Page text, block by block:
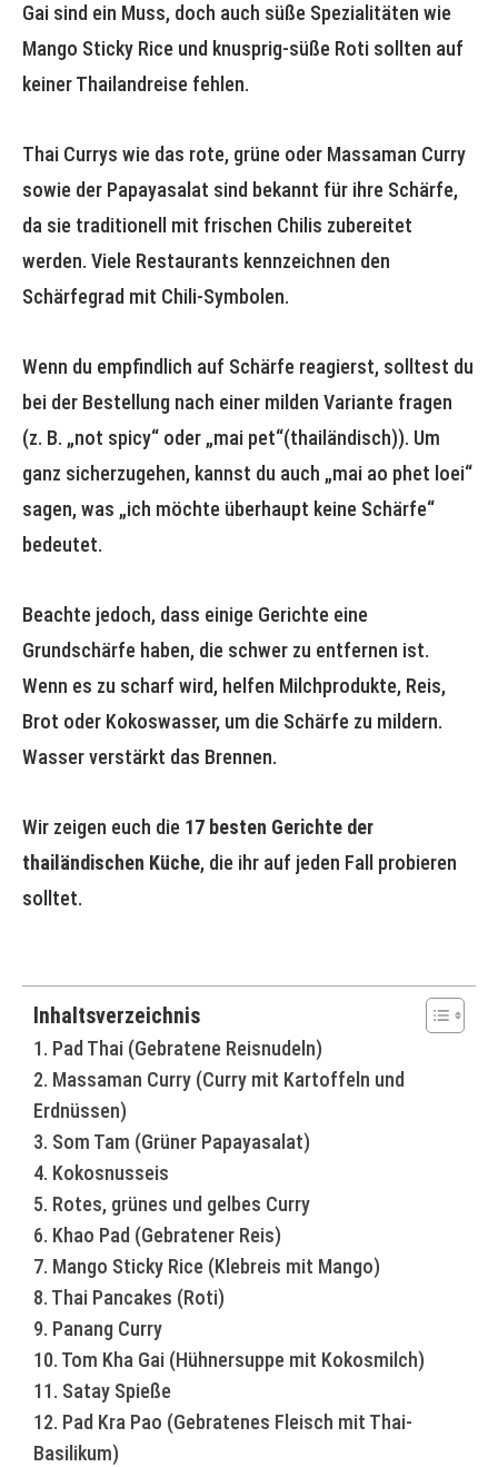
Gai sind ein Muss, doch auch süße Spezialitäten wie
Mango Sticky Rice und knusprig-süße Roti sollten auf
keiner Thailandreise fehlen.
Thai Currys wie das rote, grüne oder Massaman Curry
sowie der Papayasalat sind bekannt für ihre Schärfe,
da sie traditionell mit frischen Chilis zubereitet
werden. Viele Restaurants kennzeichnen den
Schärfegrad mit Chili-Symbolen.
Wenn du empfindlich auf Schärfe reagierst, solltest du
bei der Bestellung nach einer milden Variante fragen
(z. B. „not spicy“ oder „mai pet“(thailändisch)). Um
ganz sicherzugehen, kannst du auch „mai ao phet loei“
sagen, was „ich möchte überhaupt keine Schärfe“
bedeutet.
Beachte jedoch, dass einige Gerichte eine
Grundschärfe haben, die schwer zu entfernen ist.
Wenn es zu scharf wird, helfen Milchprodukte, Reis,
Brot oder Kokoswasser, um die Schärfe zu mildern.
Wasser verstärkt das Brennen.
Wir zeigen euch die 17 besten Gerichte der
thailändischen Küche, die ihr auf jeden Fall probieren
solltet.
Inhaltsverzeichnis
1. Pad Thai (Gebratene Reisnudeln)
2. Massaman Curry (Curry mit Kartoffeln und
Erdnüssen)
3. Som Tam (Grüner Papayasalat)
4. Kokosnusseis
5. Rotes, grünes und gelbes Curry
6. Khao Pad (Gebratener Reis)
7. Mango Sticky Rice (Klebreis mit Mango)
8. Thai Pancakes (Roti)
9. Panang Curry
10. Tom Kha Gai (Hühnersuppe mit Kokosmilch)
11. Satay Spieße
12. Pad Kra Pao (Gebratenes Fleisch mit Thai-
Basilikum)